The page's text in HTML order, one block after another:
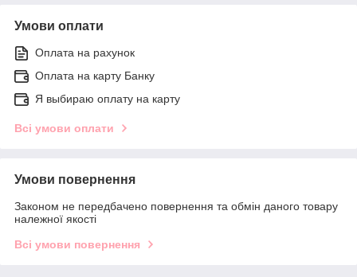
Умови оплати
Оплата на рахунок
Оплата на карту Банку
Я выбираю оплату на карту
Всі умови оплати
Умови повернення
Законом не передбачено повернення та обмін даного товару
належної якості
Всі умови повернення